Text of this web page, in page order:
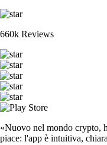
660k Reviews
«Nuovo nel mondo crypto,
piace: l'app è intuitiva,